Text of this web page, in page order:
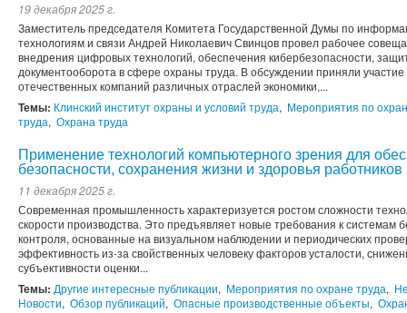
19 декабря 2025 г.
Заместитель председателя Комитета Государственной Думы по
технологиям и связи Андрей Николаевич Свинцов провел рабочее
внедрения цифровых технологий, обеспечения кибербезопасности,
документооборота в сфере охраны труда. В обсуждении приняли
отечественных компаний различных отраслей экономики,...
Темы: Клинский институт охраны и условий труда, Мероприятия по
труда, Охрана труда
Применение технологий компьютерного зрения для
безопасности, сохранения жизни и здоровья работников
11 декабря 2025 г.
Современная промышленность характеризуется ростом сложности
скорости производства. Это предъявляет новые требования к системам
контроля, основанные на визуальном наблюдении и периодических
эффективность из-за свойственных человеку факторов усталости,
субъективности оценки...
Темы: Другие интересные публикации, Мероприятия по охране труда,
Новости, Обзор публикаций, Опасные производственные объекты,